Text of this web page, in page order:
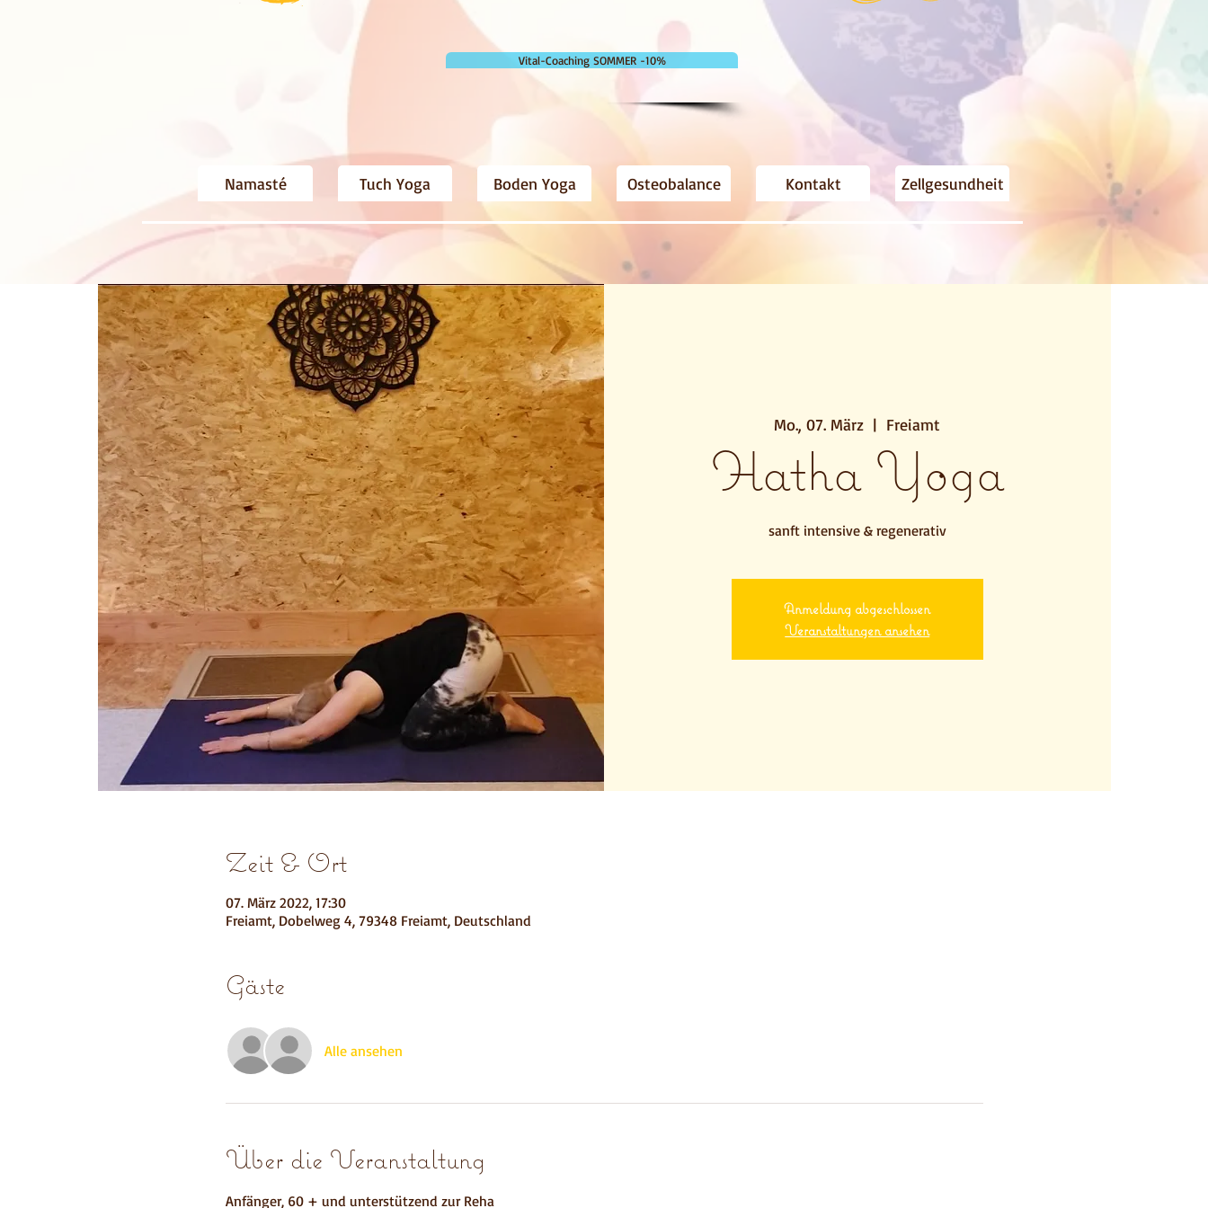
Vital-Coaching SOMMER -10%
Namasté Tuch Yoga Boden Yoga Osteobalance Kontakt Zellgesundheit
Mo., 07. März
  |
Freiamt
Hatha Yoga
sanft intensive & regenerativ
Anmeldung abgeschlossen
Veranstaltungen ansehen
Zeit & Ort
07. März 2022, 17:30
Freiamt, Dobelweg 4, 79348 Freiamt, Deutschland
Gäste
Alle ansehen
Über die Veranstaltung
Anfänger, 60 + und unterstützend zur Reha